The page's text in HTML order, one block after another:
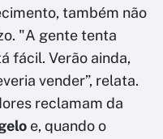
também não
"A gente tenta
fácil. Verão ainda,
vender”, relata.
reclamam da
e, quando o